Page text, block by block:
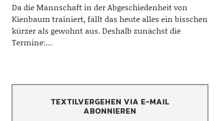
Da die Mannschaft in der Abgeschiedenheit von
Kienbaum trainiert, fällt das heute alles ein bisschen
kürzer als gewohnt aus. Deshalb zunächst die
Termine:…
TEXTILVERGEHEN VIA E-MAIL
ABONNIEREN